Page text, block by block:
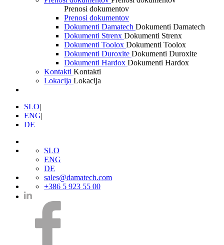
Prenosi dokumentov
Prenosi dokumentov
Dokumenti Damatech Dokumenti Damatech
Dokumenti Strenx Dokumenti Strenx
Dokumenti Toolox Dokumenti Toolox
Dokumenti Duroxite Dokumenti Duroxite
Dokumenti Hardox Dokumenti Hardox
Kontakti Kontakti
Lokacija Lokacija
SLO|
ENG|
DE
SLO
ENG
DE
sales@damatech.com
+386 5 923 55 00